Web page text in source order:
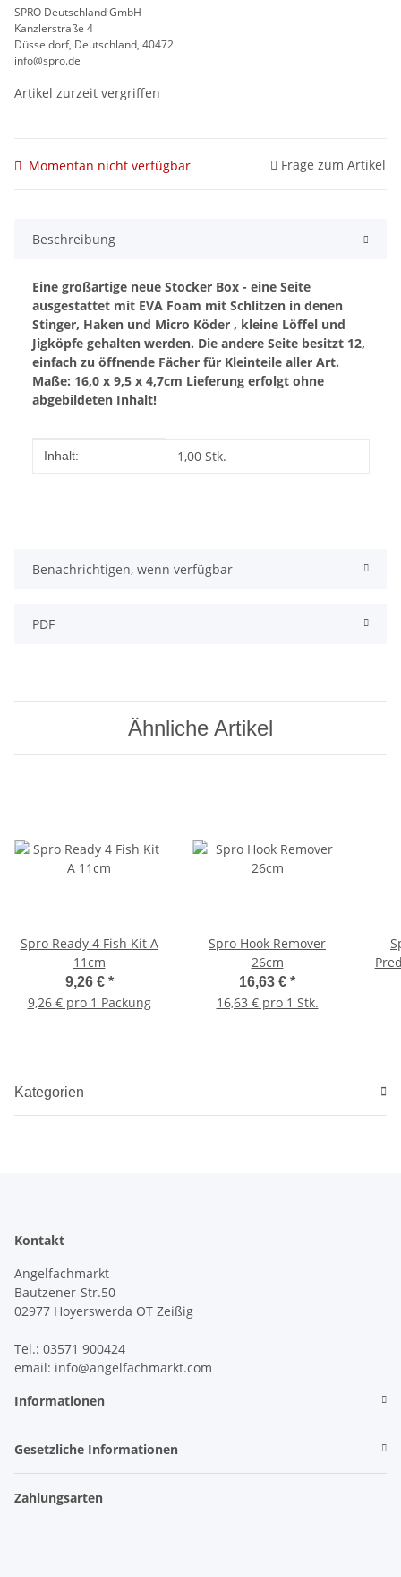
SPRO Deutschland GmbH
Kanzlerstraße 4
Düsseldorf, Deutschland, 40472
info@spro.de
Artikel zurzeit vergriffen
Momentan nicht verfügbar Frage zum Artikel
Beschreibung
Eine großartige neue Stocker Box - eine Seite
ausgestattet mit EVA Foam mit Schlitzen in denen
Stinger, Haken und Micro Köder , kleine Löffel und
Jigköpfe gehalten werden. Die andere Seite besitzt 12,
einfach zu öffnende Fächer für Kleinteile aller Art.
Maße: 16,0 x 9,5 x 4,7cm Lieferung erfolgt ohne
abgebildeten Inhalt!
Produkteigenschaft
Wert
Inhalt: 1,00 Stk.
Benachrichtigen, wenn verfügbar
PDF
Ähnliche Artikel
Spro Ready 4 Fish Kit A
11cm
9,26 € *
9,26 € pro 1 Packung
Spro Hook Remover
26cm
16,63 € *
16,63 € pro 1 Stk.
Kategorien
Kontakt
Angelfachmarkt
Bautzener-Str.50
02977 Hoyerswerda OT Zeißig
Tel.: 03571 900424
email: info@angelfachmarkt.com
Informationen
Gesetzliche Informationen
Zahlungsarten